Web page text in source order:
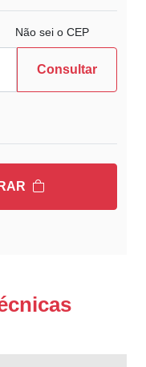
Não sei o CEP
Consultar